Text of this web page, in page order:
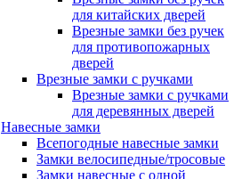
для китайских дверей
Врезные замки без ручек
для противопожарных
дверей
Врезные замки с ручками
Врезные замки с ручками
для деревянных дверей
Навесные замки
Всепогодные навесные замки
Замки велосипедные/тросовые
Замки навесные с одной